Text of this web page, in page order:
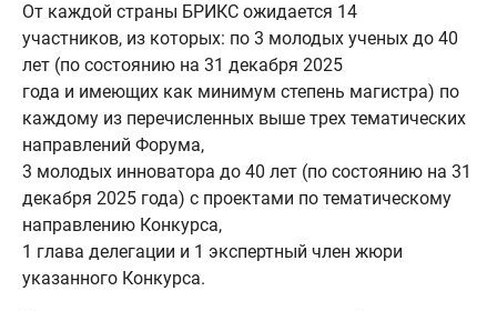
От каждой страны БРИКС ожидается 14
участников, из которых: по 3 молодых ученых до 40
лет (по состоянию на 31 декабря 2025
года и имеющих как минимум степень магистра) по
каждому из перечисленных выше трех тематических
направлений Форума,
3 молодых инноватора до 40 лет (по состоянию на 31
декабря 2025 года) с проектами по тематическому
направлению Конкурса,
1 глава делегации и 1 экспертный член жюри
указанного Конкурса.